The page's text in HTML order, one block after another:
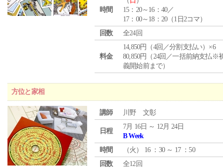
時間
15：20～16：40／
17：00～18：20（1日2コマ）
回数
全24回
料金
14,850円（4回／分割支払い）×6
80,850円（24回／一括前納支払※
義開始前まで）
方位と家相
講師 川野 文彰
日程
7月 16日 ～ 12月 24日
B Week
時間
（火 ） 16 ：30 ～ 17 ：50
回数
全12回